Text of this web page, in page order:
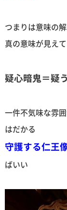
つまりは意味の
真の意味が見え
疑心暗鬼＝疑
一件不気味な雰
はだかる
守護する仁王
ばいい